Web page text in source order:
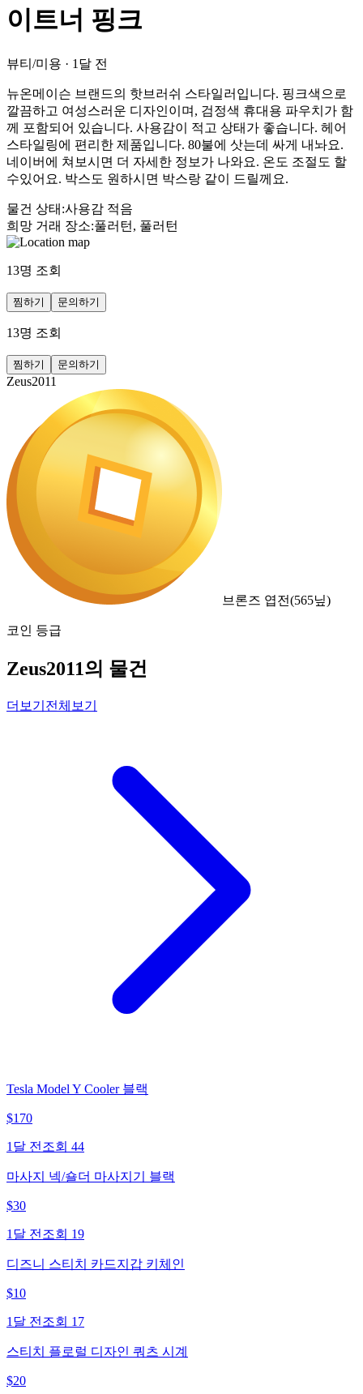
이트너 핑크
뷰티/미용 · 1달 전
뉴온메이슨 브랜드의 핫브러쉬 스타일러입니다. 핑크색으로
깔끔하고 여성스러운 디자인이며, 검정색 휴대용 파우치가 함
께 포함되어 있습니다. 사용감이 적고 상태가 좋습니다. 헤어
스타일링에 편리한 제품입니다. 80불에 삿는데 싸게 내놔요.
네이버에 쳐보시면 더 자세한 정보가 나와요. 온도 조절도 할
수있어요. 박스도 원하시면 박스랑 같이 드릴께요.
물건 상태 :사용감 적음
희망 거래 장소:풀러턴, 풀러턴
13명 조회
찜하기 문의하기
13명 조회
찜하기 문의하기
Zeus2011
브론즈 엽전(565닢)
코인 등급
Zeus2011의 물건
더보기 전체보기
Tesla Model Y Cooler 블랙
$170
1달 전 조회 44
마사지 넥/숄더 마사지기 블랙
$30
1달 전 조회 19
디즈니 스티치 카드지갑 키체인
$10
1달 전 조회 17
스티치 플로럴 디자인 쿼츠 시계
$20